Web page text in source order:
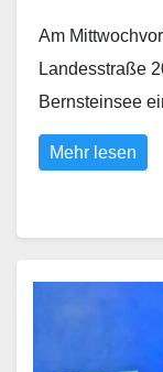
Am
Landesstraße
Bernsteinsee
Mehr lesen